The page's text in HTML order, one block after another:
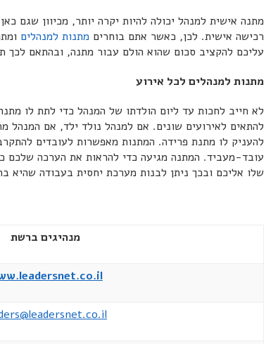
מתנה אישית למנהל יכולה להיות יקרה יותר, מכיוון שגם
רכישה אישית. לכן, כאשר אתם בוחרים מתנות למנהלים
עליכם להקציב סכום שהוא הולם עבור מתנה, ובהתאם לכך
מתנות למנהלים לכל אירוע
לא חייב לחכות עד ליום הולדתו של המנהל כדי לתת לו
להתאים לאירועים שונים. אם למנהל נולד ילד, אם המנהל
להעניק לו מתנת פרידה. המתנות מאפשרות לעובדים
עובד-מעביד. המתנה מגיעה כדי להראות את הערכה שלכם
שלו אליכם ובכך ניתן לבנות מערכת יחסית בעבודה שהיא
מנהיגים ברשת